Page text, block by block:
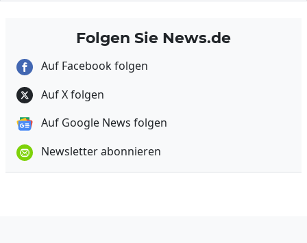
Folgen Sie News.de
Auf Facebook folgen
Auf X folgen
Auf Google News folgen
Newsletter abonnieren